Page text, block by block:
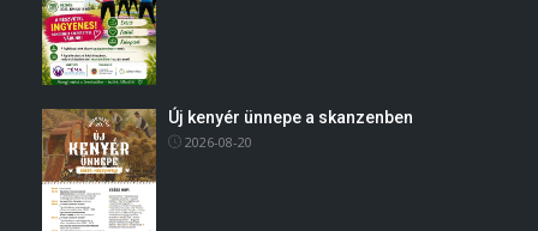
Új kenyér ünnepe a skanzenben
2026-08-20